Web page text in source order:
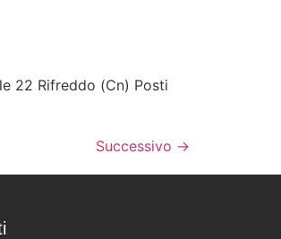
22 Rifreddo (Cn) Posti
Successivo →